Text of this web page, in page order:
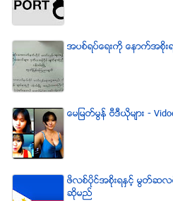
အပစ္ရပ္ေရးကို ေနာက္အစိုးရနဲ
ေမျမတ္မြန္ ဗီဒီယုိမ်ား -
ဖိလစ္ပိုင္အစိုးရႏွင့္ မြတ္ဆလ
ဆိုမည္